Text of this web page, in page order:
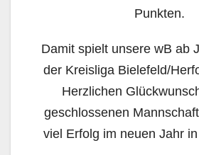
Punkten.
Damit spielt unsere wB ab
der Kreisliga Bielefeld/
Herzlichen
geschlossenen
viel Erfolg im neuen Jahr